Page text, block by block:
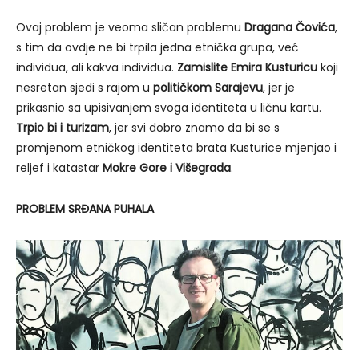
Ovaj problem je veoma sličan problemu Dragana Čovića,
s tim da ovdje ne bi trpila jedna etnička grupa, već
individua, ali kakva individua. Zamislite Emira Kusturicu koji
nesretan sjedi s rajom u političkom Sarajevu, jer je
prikasnio sa upisivanjem svoga identiteta u ličnu kartu.
Trpio bi i turizam, jer svi dobro znamo da bi se s
promjenom etničkog identiteta brata Kusturice mjenjao i
reljef i katastar Mokre Gore i Višegrada.
PROBLEM SRĐANA PUHALA